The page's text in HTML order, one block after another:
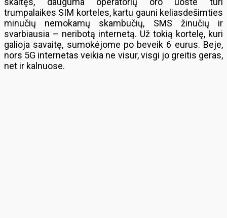
trumpalaikes SIM korteles, kartu gauni keliasdešimties
minučių nemokamų skambučių, SMS žinučių ir
svarbiausia – neribotą internetą. Už tokią kortelę, kuri
galioja savaitę, sumokėjome po beveik 6 eurus. Beje,
nors 5G internetas veikia ne visur, visgi jo greitis geras,
net ir kalnuose.